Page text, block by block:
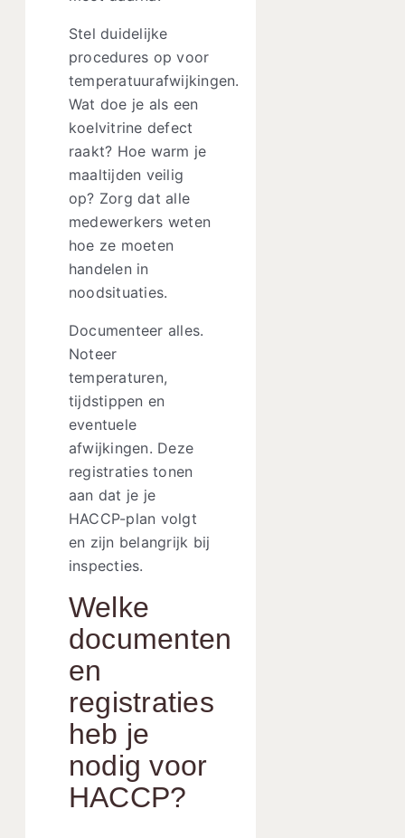
Stel duidelijke
procedures op voor
temperatuurafwijkingen.
Wat doe je als een
koelvitrine defect
raakt? Hoe warm je
maaltijden veilig
op? Zorg dat alle
medewerkers weten
hoe ze moeten
handelen in
noodsituaties.
Documenteer alles.
Noteer
temperaturen,
tijdstippen en
eventuele
afwijkingen. Deze
registraties tonen
aan dat je je
HACCP-plan volgt
en zijn belangrijk bij
inspecties.
Welke
documenten
en
registraties
heb je
nodig voor
HACCP?